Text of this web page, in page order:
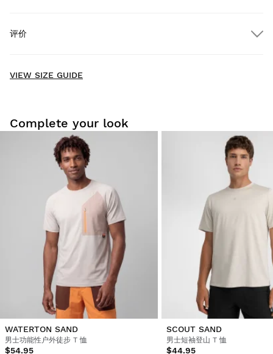
送货上门 ，满 $300.00
在家轻松试穿：自收货之日起 30 天内，您可以申请退货。
您可以轻松快速地从您的用户帐户中的订单页面退货。
退款至原支付方式
评价
VIEW SIZE GUIDE
Complete your look
WATERTON SAND
男士功能性户外徒步 T 恤
$54.95
SCOUT SAND
男士短袖登山 T 恤
$44.95